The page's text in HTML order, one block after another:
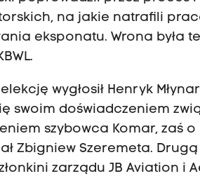
na jakie natrafili
eksponatu. Wrona była
wygłosił Henryk
swoim doświadczeniem
szybowca Komar, zaś
Zbigniew Szeremeta.
zarządu JB Aviation